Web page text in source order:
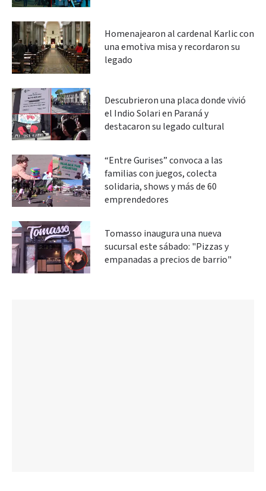
Homenajearon al cardenal Karlic con
una emotiva misa y recordaron su
legado
Descubrieron una placa donde vivió
el Indio Solari en Paraná y
destacaron su legado cultural
“Entre Gurises” convoca a las
familias con juegos, colecta
solidaria, shows y más de 60
emprendedores
Tomasso inaugura una nueva
sucursal este sábado: "Pizzas y
empanadas a precios de barrio"